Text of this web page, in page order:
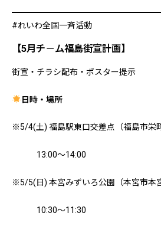
#れいわ全国一斉活動
【5月チ－ム福島街宣計画】
街宣・チラシ配布・ポスター提示
日時・場所
※5/4(土) 福島駅東口交差点（福島市栄
13:00～14:00
※5/5(日) 本宮みずいろ公園（本宮市本
10:30～11:30